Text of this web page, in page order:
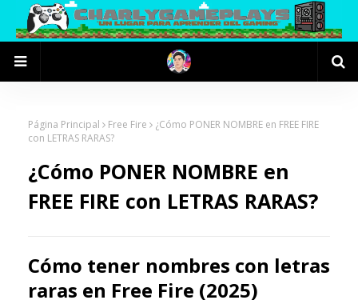
Página Principal Free Fire
¿Cómo PONER NOMBRE en FREE FIRE
con LETRAS RARAS?
¿Cómo PONER NOMBRE en
FREE FIRE con LETRAS RARAS?
Cómo tener nombres con letras
raras en Free Fire (2025)